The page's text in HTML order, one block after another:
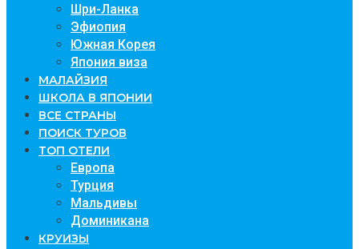
Шри-Ланка
Эфиопия
Южная Корея
Япония виза
МАЛАЙЗИЯ
ШКОЛА В ЯПОНИИ
ВСЕ СТРАНЫ
ПОИСК ТУРОВ
ТОП ОТЕЛИ
Европа
Турция
Мальдивы
Доминикана
КРУИЗЫ